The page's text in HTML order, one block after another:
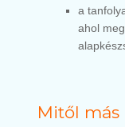
a
ahol
Mitől